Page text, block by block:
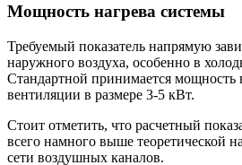
Мощность нагрева системы
Требуемый показатель напрямую
наружного воздуха, особенно в
Стандартной принимается мощность
вентиляции в размере 3-5 кВт.
Стоит отметить, что расчетный
всего намного выше теоретической
сети воздушных каналов.